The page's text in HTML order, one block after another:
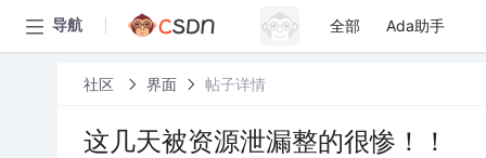
导航 全部 Ada助手
社区 界面 帖子详情
这几天被资源泄漏整的很惨！！